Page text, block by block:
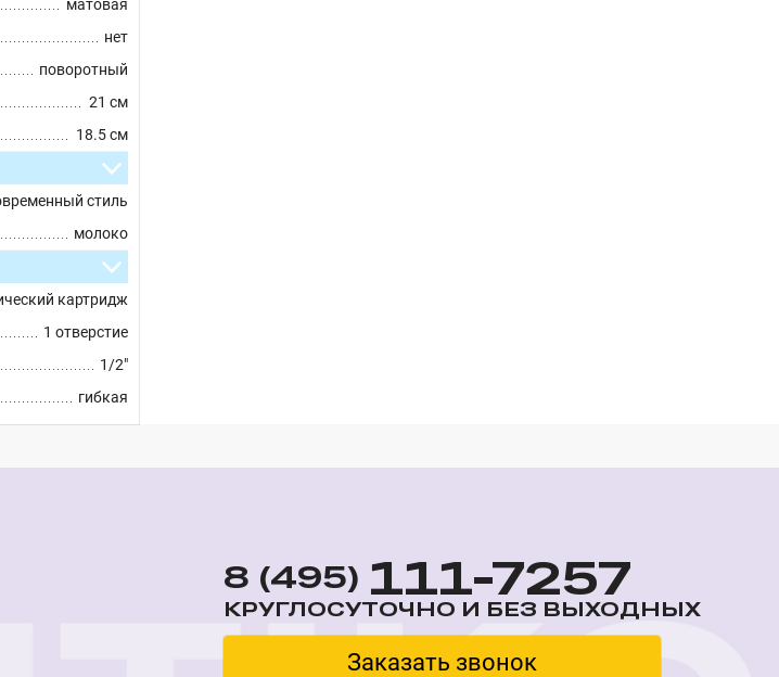
матовая
нет
поворотный
21 см
18.5 см
стиль
молоко
картридж
1 отверстие
1/2"
гибкая
8 (495) 111-7257
КРУГЛОСУТОЧНО И БЕЗ ВЫХОДНЫХ
Заказать звонок